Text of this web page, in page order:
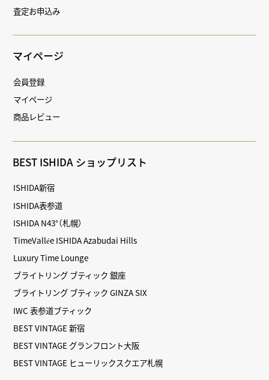
査定お申込み
マイページ
会員登録
マイページ
商品レビュー
BEST ISHIDA ショップリスト
ISHIDA新宿
ISHIDA表参道
ISHIDA N43°（札幌）
TimeVallée ISHIDA Azabudai Hills
Luxury Time Lounge
ブライトリング ブティック 銀座
ブライトリング ブティック GINZA SIX
IWC 表参道ブティック
BEST VINTAGE 新宿
BEST VINTAGE グランフロント大阪
BEST VINTAGE ヒューリックスクエア札幌